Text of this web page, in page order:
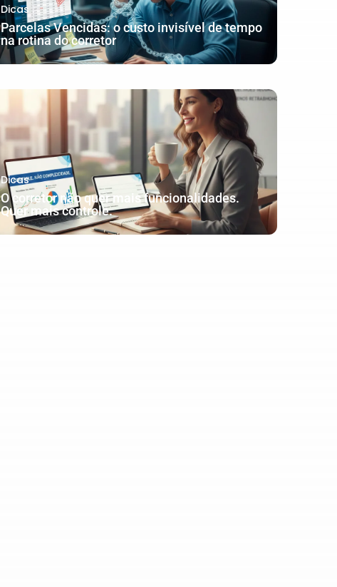
Dicas
Parcelas Vencidas: o custo invisível de tempo
na rotina do corretor
Dicas
O corretor não quer mais funcionalidades.
Quer mais controle.